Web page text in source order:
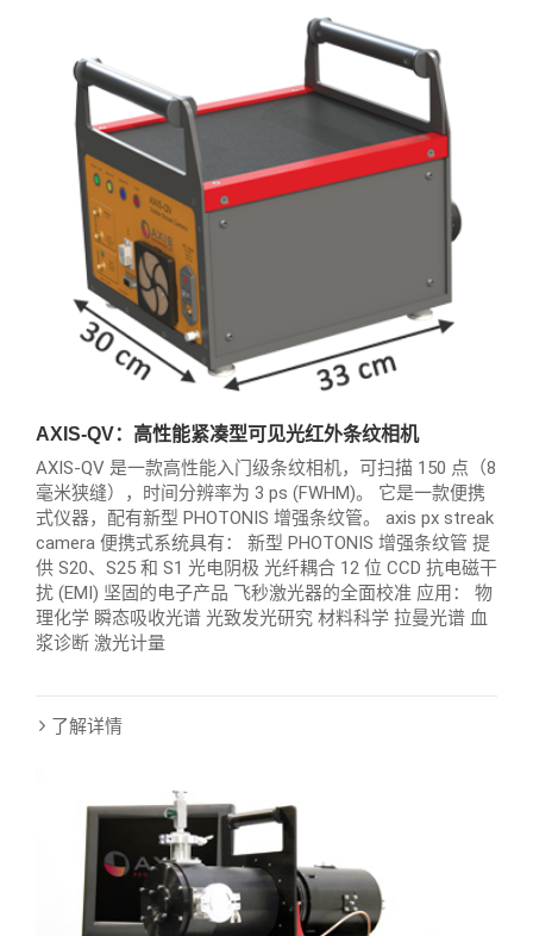
AXIS-QV：高性能紧凑型可见光红外条纹相机
AXIS-QV 是一款高性能入门级条纹相机，可扫描 150 点（8
毫米狭缝），时间分辨率为 3 ps (FWHM)。 它是一款便携
式仪器，配有新型 PHOTONIS 增强条纹管。 axis px streak
camera 便携式系统具有： 新型 PHOTONIS 增强条纹管 提
供 S20、S25 和 S1 光电阴极 光纤耦合 12 位 CCD 抗电磁干
扰 (EMI) 坚固的电子产品 飞秒激光器的全面校准 应用： 物
理化学 瞬态吸收光谱 光致发光研究 材料科学 拉曼光谱 血
浆诊断 激光计量
了解详情